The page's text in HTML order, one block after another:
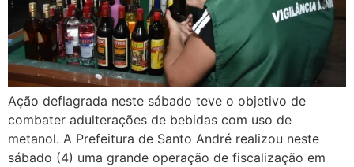
Ação deflagrada neste sábado teve o objetivo de
combater adulterações de bebidas com uso de
metanol. A Prefeitura de Santo André realizou neste
sábado (4) uma grande operação de fiscalização em